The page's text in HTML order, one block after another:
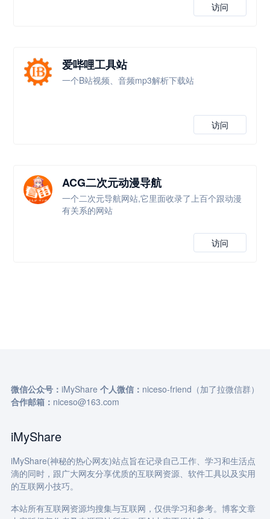
访问
爱哔哩工具站
一个B站视频、音频mp3解析下载站
访问
ACG二次元动漫导航
一个二次元导航网站,它里面收录了上百个跟动漫
有关系的网站
访问
微信公众号： iMyShare 个人微信： niceso-friend（加了拉微信群）
合作邮箱： niceso@163.com
iMyShare
iMyShare(神秘的热心网友)站点旨在记录自己工作、学习和生活点
滴的同时，跟广大网友分享优质的互联网资源、软件工具以及实用
的互联网小技巧。
本站所有互联网资源均搜集与互联网，仅供学习和参考。博客文章